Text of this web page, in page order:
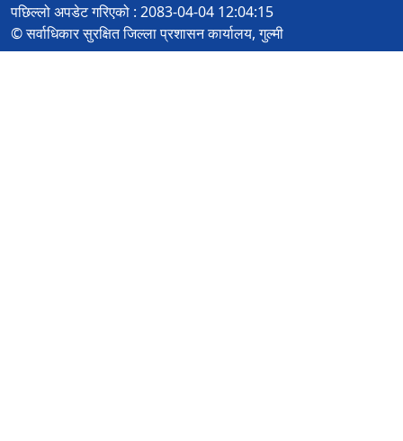
पछिल्लो अपडेट गरिएको : 2083-04-04 12:04:15
© सर्वाधिकार सुरक्षित जिल्ला प्रशासन कार्यालय, गुल्मी